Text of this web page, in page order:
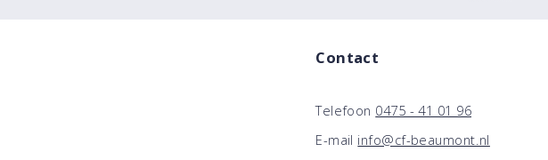
Contact
Telefoon 0475 - 41 01 96
E-mail info@cf-beaumont.nl